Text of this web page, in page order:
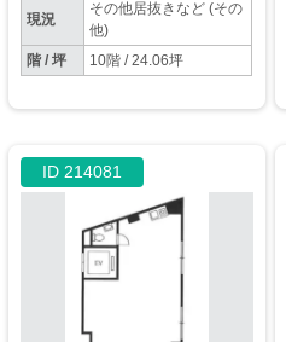
現況
その他居抜きなど (その
他)
階 / 坪
10階 / 24.06坪
ID 214081